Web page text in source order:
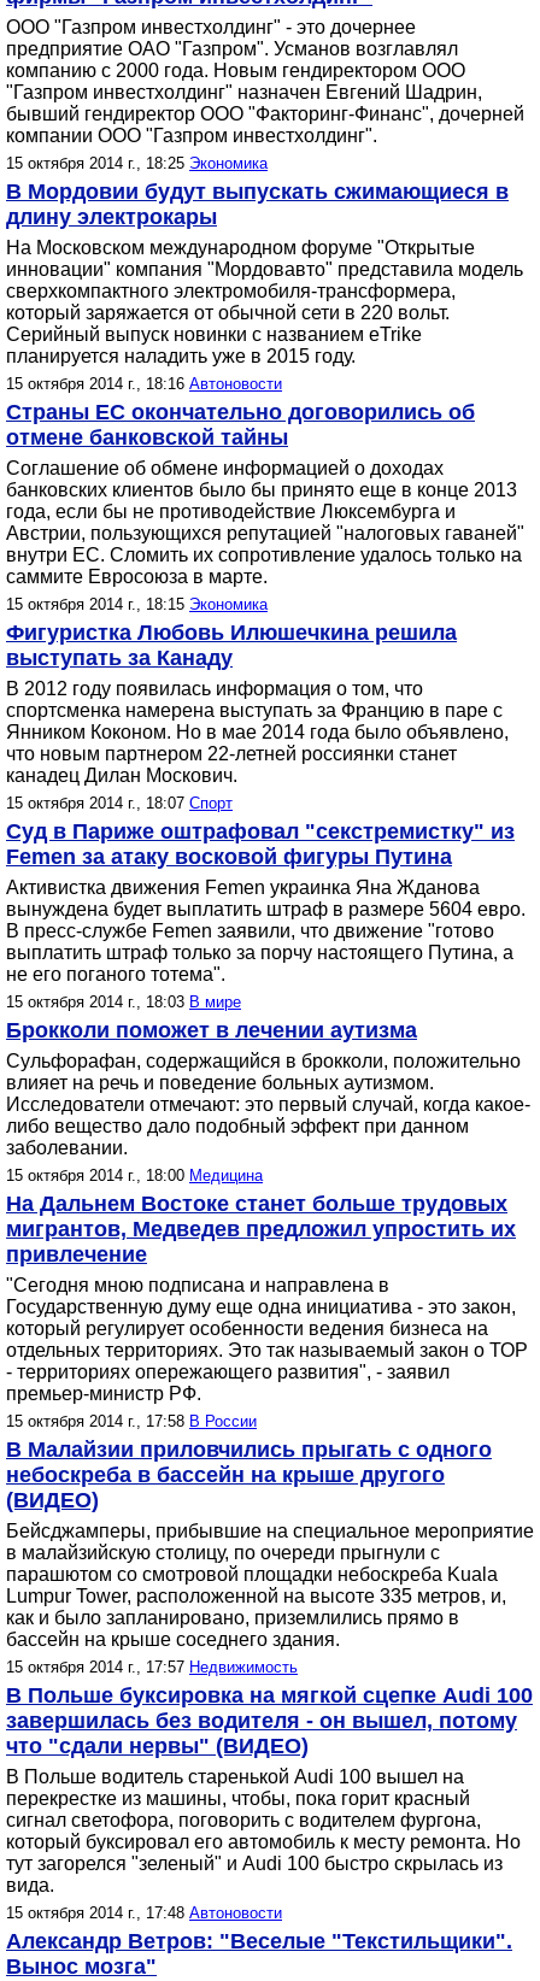
ООО "Газпром инвестхолдинг" - это дочернее
предприятие ОАО "Газпром". Усманов возглавлял
компанию с 2000 года. Новым гендиректором ООО
"Газпром инвестхолдинг" назначен Евгений Шадрин,
бывший гендиректор ООО "Факторинг-Финанс", дочерней
компании ООО "Газпром инвестхолдинг".
15 октября 2014 г., 18:25 Экономика
В Мордовии будут выпускать сжимающиеся в
длину электрокары
На Московском международном форуме "Открытые
инновации" компания "Мордовавто" представила модель
сверхкомпактного электромобиля-трансформера,
который заряжается от обычной сети в 220 вольт.
Серийный выпуск новинки с названием eTrike
планируется наладить уже в 2015 году.
15 октября 2014 г., 18:16 Автоновости
Страны ЕС окончательно договорились об
отмене банковской тайны
Соглашение об обмене информацией о доходах
банковских клиентов было бы принято еще в конце 2013
года, если бы не противодействие Люксембурга и
Австрии, пользующихся репутацией "налоговых гаваней"
внутри ЕС. Сломить их сопротивление удалось только на
саммите Евросоюза в марте.
15 октября 2014 г., 18:15 Экономика
Фигуристка Любовь Илюшечкина решила
выступать за Канаду
В 2012 году появилась информация о том, что
спортсменка намерена выступать за Францию в паре с
Янником Коконом. Но в мае 2014 года было объявлено,
что новым партнером 22-летней россиянки станет
канадец Дилан Москович.
15 октября 2014 г., 18:07 Спорт
Суд в Париже оштрафовал "секстремистку" из
Femen за атаку восковой фигуры Путина
Активистка движения Femen украинка Яна Жданова
вынуждена будет выплатить штраф в размере 5604 евро.
В пресс-службе Femen заявили, что движение "готово
выплатить штраф только за порчу настоящего Путина, а
не его поганого тотема".
15 октября 2014 г., 18:03 В мире
Брокколи поможет в лечении аутизма
Сульфорафан, содержащийся в брокколи, положительно
влияет на речь и поведение больных аутизмом.
Исследователи отмечают: это первый случай, когда какое-
либо вещество дало подобный эффект при данном
заболевании.
15 октября 2014 г., 18:00 Медицина
На Дальнем Востоке станет больше трудовых
мигрантов, Медведев предложил упростить их
привлечение
"Сегодня мною подписана и направлена в
Государственную думу еще одна инициатива - это закон,
который регулирует особенности ведения бизнеса на
отдельных территориях. Это так называемый закон о ТОР
- территориях опережающего развития", - заявил
премьер-министр РФ.
15 октября 2014 г., 17:58 В России
В Малайзии приловчились прыгать с одного
небоскреба в бассейн на крыше другого
(ВИДЕО)
Бейсджамперы, прибывшие на специальное мероприятие
в малайзийскую столицу, по очереди прыгнули с
парашютом со смотровой площадки небоскреба Kuala
Lumpur Tower, расположенной на высоте 335 метров, и,
как и было запланировано, приземлились прямо в
бассейн на крыше соседнего здания.
15 октября 2014 г., 17:57 Недвижимость
В Польше буксировка на мягкой сцепке Audi 100
завершилась без водителя - он вышел, потому
что "сдали нервы" (ВИДЕО)
В Польше водитель старенькой Audi 100 вышел на
перекрестке из машины, чтобы, пока горит красный
сигнал светофора, поговорить с водителем фургона,
который буксировал его автомобиль к месту ремонта. Но
тут загорелся "зеленый" и Audi 100 быстро скрылась из
вида.
15 октября 2014 г., 17:48 Автоновости
Александр Ветров: "Веселые "Текстильщики".
Вынос мозга"